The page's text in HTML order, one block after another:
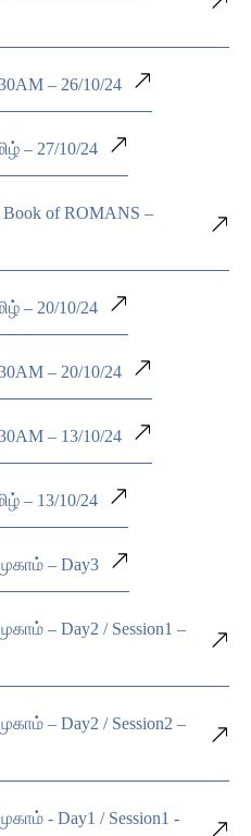
– 26/10/24
– 27/10/24
of ROMANS –
– 20/10/24
– 20/10/24
– 13/10/24
– 13/10/24
– Day3
– Day2 / Session1 –
– Day2 / Session2 –
- Day1 / Session1 -